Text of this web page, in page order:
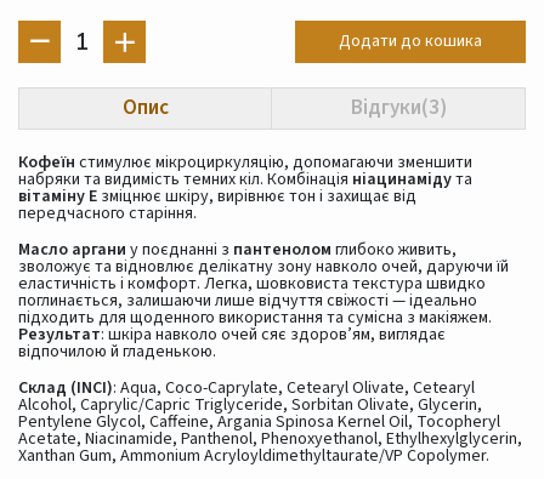
1 Додати до кошика
Опис Відгуки(3)
Кофеїн стимулює мікроциркуляцію, допомагаючи зменшити
набряки та видимість темних кіл. Комбінація ніацинамідута
вітаміну E зміцнює шкіру, вирівнює тон і захищає від
передчасного старіння.
Масло аргани у поєднанні з пантенолом глибоко живить,
зволожує та відновлює делікатну зону навколо очей, даруючи їй
еластичність і комфорт. Легка, шовковиста текстура швидко
поглинається, залишаючи лише відчуття свіжості — ідеально
підходить для щоденного використання та сумісна з макіяжем.
Результат: шкіра навколо очей сяє здоров’ям, виглядає
відпочилою й гладенькою.
Склад (INCI): Aqua, Coco-Caprylate, Cetearyl Olivate, Cetearyl
Alcohol, Caprylic/Capric Triglyceride, Sorbitan Olivate, Glycerin,
Pentylene Glycol, Caffeine, Argania Spinosa Kernel Oil, Tocopheryl
Acetate, Niacinamide, Panthenol, Phenoxyethanol, Ethylhexylglycerin,
Xanthan Gum, Ammonium Acryloyldimethyltaurate/VP Copolymer.